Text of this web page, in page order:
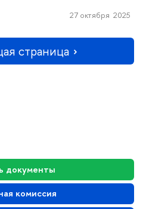
документы
комиссия
27 октября 2025
страница